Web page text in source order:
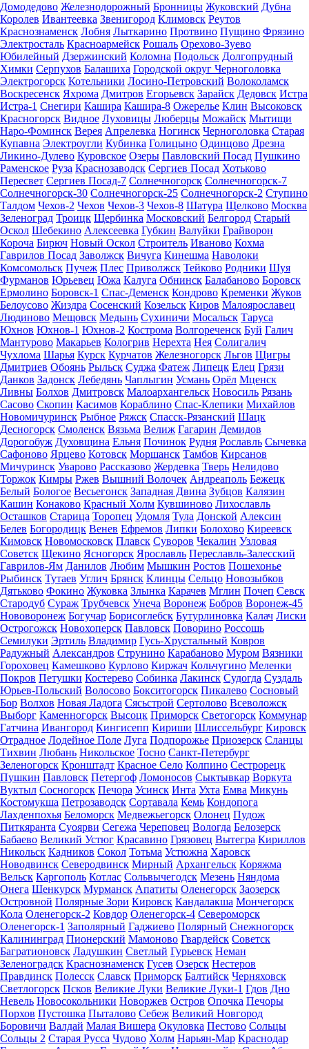
Домодедово Железнодорожный Бронницы Жуковский Дубна
Королев Ивантеевка Звенигород Климовск Реутов
Краснознаменск Лобня Лыткарино Протвино Пущино Фрязино
Электросталь Красноармейск Рошаль Орехово-Зуево
Юбилейный Дзержинский Коломна Подольск Долгопрудный
Химки Серпухов Балашиха Городской округ Черноголовка
Электрогорск Котельники Лосино-Петровский Волоколамск
Воскресенск Яхрома Дмитров Егорьевск Зарайск Дедовск Истра
Истра-1 Снегири Кашира Кашира-8 Ожерелье Клин Высоковск
Красногорск Видное Луховицы Люберцы Можайск Мытищи
Наро-Фоминск Верея Апрелевка Ногинск Черноголовка Старая
Купавна Электроугли Кубинка Голицыно Одинцово Дрезна
Ликино-Дулево Куровское Озеры Павловский Посад Пушкино
Раменское Руза Краснозаводск Сергиев Посад Хотьково
Пересвет Сергиев Посад-7 Солнечногорск Солнечногорск-7
Солнечногорск-30 Солнечногорск-25 Солнечногорск-2 Ступино
Талдом Чехов-2 Чехов Чехов-3 Чехов-8 Шатура Щелково Москва
Зеленоград Троицк Щербинка Московский Белгород Старый
Оскол Шебекино Алексеевка Губкин Валуйки Грайворон
Короча Бирюч Новый Оскол Строитель Иваново Кохма
Гаврилов Посад Заволжск Вичуга Кинешма Наволоки
Комсомольск Пучеж Плес Приволжск Тейково Родники Шуя
Фурманов Юрьевец Южа Калуга Обнинск Балабаново Боровск
Ермолино Боровск-1 Спас-Деменск Кондрово Кременки Жуков
Белоусово Жиздра Сосенский Козельск Киров Малоярославец
Людиново Мещовск Медынь Сухиничи Мосальск Таруса
Юхнов Юхнов-1 Юхнов-2 Кострома Волгореченск Буй Галич
Мантурово Макарьев Кологрив Нерехта Нея Солигалич
Чухлома Шарья Курск Курчатов Железногорск Льгов Щигры
Дмитриев Обоянь Рыльск Суджа Фатеж Липецк Елец Грязи
Данков Задонск Лебедянь Чаплыгин Усмань Орёл Мценск
Ливны Болхов Дмитровск Малоархангельск Новосиль Рязань
Сасово Скопин Касимов Кораблино Спас-Клепики Михайлов
Новомичуринск Рыбное Ряжск Спасск-Рязанский Шацк
Десногорск Смоленск Вязьма Велиж Гагарин Демидов
Дорогобуж Духовщина Ельня Починок Рудня Рославль Сычевка
Сафоново Ярцево Котовск Моршанск Тамбов Кирсанов
Мичуринск Уварово Рассказово Жердевка Тверь Нелидово
Торжок Кимры Ржев Вышний Волочек Андреаполь Бежецк
Белый Бологое Весьегонск Западная Двина Зубцов Калязин
Кашин Конаково Красный Холм Кувшиново Лихославль
Осташков Старица Торопец Удомля Тула Донской Алексин
Белев Богородицк Венев Ефремов Липки Болохово Киреевск
Кимовск Новомосковск Плавск Суворов Чекалин Узловая
Советск Щекино Ясногорск Ярославль Переславль-Залесский
Гаврилов-Ям Данилов Любим Мышкин Ростов Пошехонье
Рыбинск Тутаев Углич Брянск Клинцы Сельцо Новозыбков
Дятьково Фокино Жуковка Злынка Карачев Мглин Почеп Севск
Стародуб Сураж Трубчевск Унеча Воронеж Бобров Воронеж-45
Нововоронеж Богучар Борисоглебск Бутурлиновка Калач Лиски
Острогожск Новохоперск Павловск Поворино Россошь
Семилуки Эртиль Владимир Гусь-Хрустальный Ковров
Радужный Александров Струнино Карабаново Муром Вязники
Гороховец Камешково Курлово Киржач Кольчугино Меленки
Покров Петушки Костерево Собинка Лакинск Судогда Суздаль
Юрьев-Польский Волосово Бокситогорск Пикалево Сосновый
Бор Волхов Новая Ладога Сясьстрой Сертолово Всеволожск
Выборг Каменногорск Высоцк Приморск Светогорск Коммунар
Гатчина Ивангород Кингисепп Кириши Шлиссельбург Кировск
Отрадное Лодейное Поле Луга Подпорожье Приозерск Сланцы
Тихвин Любань Никольское Тосно Санкт-Петербург
Зеленогорск Кронштадт Красное Село Колпино Сестрорецк
Пушкин Павловск Петергоф Ломоносов Сыктывкар Воркута
Вуктыл Сосногорск Печора Усинск Инта Ухта Емва Микунь
Костомукша Петрозаводск Сортавала Кемь Кондопога
Лахденпохья Беломорск Медвежьегорск Олонец Пудож
Питкяранта Суоярви Сегежа Череповец Вологда Белозерск
Бабаево Великий Устюг Красавино Грязовец Вытегра Кириллов
Никольск Кадников Сокол Тотьма Устюжна Харовск
Новодвинск Северодвинск Мирный Архангельск Коряжма
Вельск Каргополь Котлас Сольвычегодск Мезень Няндома
Онега Шенкурск Мурманск Апатиты Оленегорск Заозерск
Островной Полярные Зори Кировск Кандалакша Мончегорск
Кола Оленегорск-2 Ковдор Оленегорск-4 Североморск
Оленегорск-1 Заполярный Гаджиево Полярный Снежногорск
Калининград Пионерский Мамоново Гвардейск Советск
Багратионовск Ладушкин Светлый Гурьевск Неман
Зеленоградск Краснознаменск Гусев Озерск Нестеров
Правдинск Полесск Славск Приморск Балтийск Черняховск
Светлогорск Псков Великие Луки Великие Луки-1 Гдов Дно
Невель Новосокольники Новоржев Остров Опочка Печоры
Порхов Пустошка Пыталово Себеж Великий Новгород
Боровичи Валдай Малая Вишера Окуловка Пестово Сольцы
Сольцы 2 Старая Русса Чудово Холм Нарьян-Мар Краснодар